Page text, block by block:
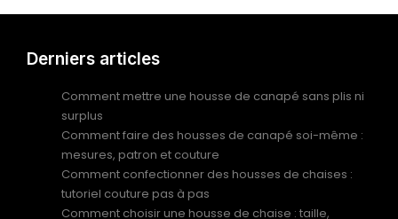
Derniers articles
Comment mettre une housse de canapé sans plis ni
surplus
Comment faire des housses de canapé soi-même :
mesures, patron et couture
Comment confectionner des housses de chaises :
tutoriel couture pas à pas
Comment choisir une housse de chaise : taille,